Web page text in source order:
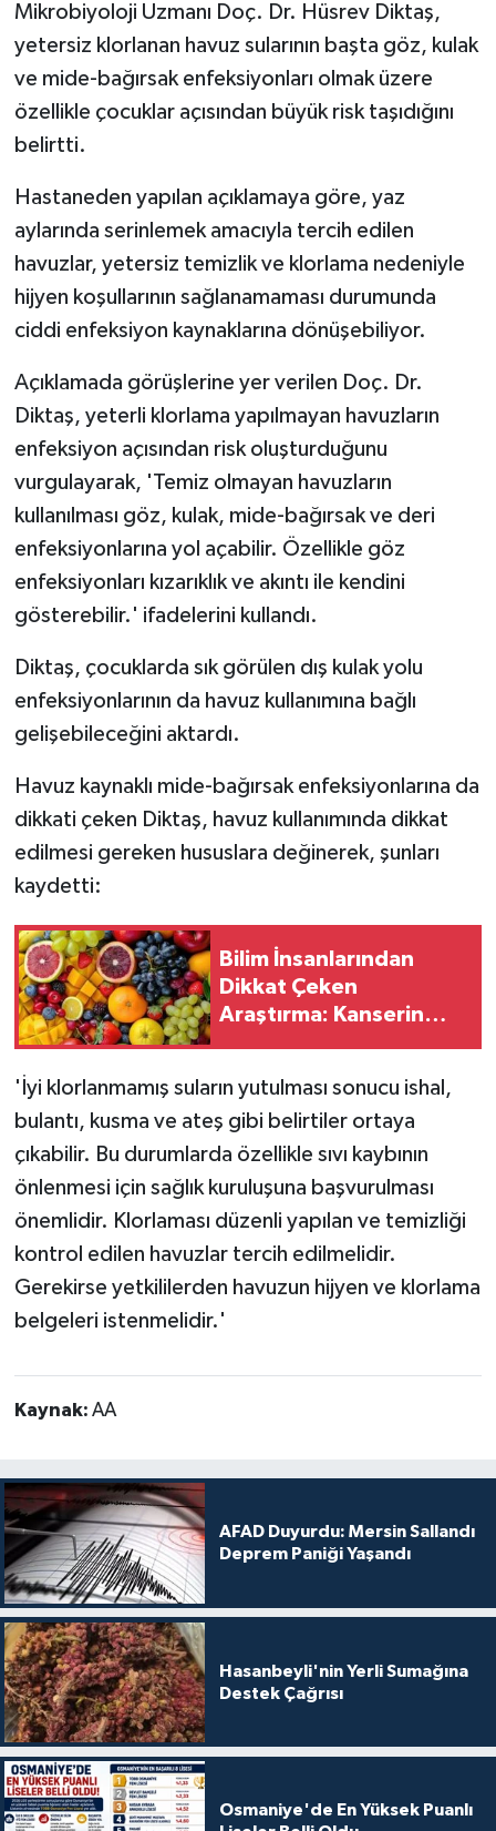
Mikrobiyoloji Uzmanı Doç. Dr. Hüsrev Diktaş,
yetersiz klorlanan havuz sularının başta göz, kulak
ve mide-bağırsak enfeksiyonları olmak üzere
özellikle çocuklar açısından büyük risk taşıdığını
belirtti.
Hastaneden yapılan açıklamaya göre, yaz
aylarında serinlemek amacıyla tercih edilen
havuzlar, yetersiz temizlik ve klorlama nedeniyle
hijyen koşullarının sağlanamaması durumunda
ciddi enfeksiyon kaynaklarına dönüşebiliyor.
Açıklamada görüşlerine yer verilen Doç. Dr.
Diktaş, yeterli klorlama yapılmayan havuzların
enfeksiyon açısından risk oluşturduğunu
vurgulayarak, 'Temiz olmayan havuzların
kullanılması göz, kulak, mide-bağırsak ve deri
enfeksiyonlarına yol açabilir. Özellikle göz
enfeksiyonları kızarıklık ve akıntı ile kendini
gösterebilir.' ifadelerini kullandı.
Diktaş, çocuklarda sık görülen dış kulak yolu
enfeksiyonlarının da havuz kullanımına bağlı
gelişebileceğini aktardı.
Havuz kaynaklı mide-bağırsak enfeksiyonlarına da
dikkati çeken Diktaş, havuz kullanımında dikkat
edilmesi gereken hususlara değinerek, şunları
kaydetti:
Bilim İnsanlarından
Dikkat Çeken
Araştırma: Kanserin
'İyi klorlanmamış suların yutulması sonucu ishal,
bulantı, kusma ve ateş gibi belirtiler ortaya
çıkabilir. Bu durumlarda özellikle sıvı kaybının
önlenmesi için sağlık kuruluşuna başvurulması
önemlidir. Klorlaması düzenli yapılan ve temizliği
kontrol edilen havuzlar tercih edilmelidir.
Gerekirse yetkililerden havuzun hijyen ve klorlama
belgeleri istenmelidir.'
Kaynak: AA
AFAD Duyurdu: Mersin Sallandı
Deprem Paniği Yaşandı
Hasanbeyli'nin Yerli Sumağına
Destek Çağrısı
Osmaniye'de En Yüksek Puanlı